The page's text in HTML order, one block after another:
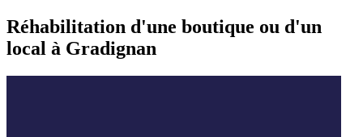
Réhabilitation d'une boutique ou d'un
local à Gradignan